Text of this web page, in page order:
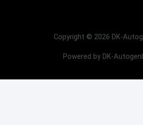
Copyright © 2026 DK-
Powered by DK-